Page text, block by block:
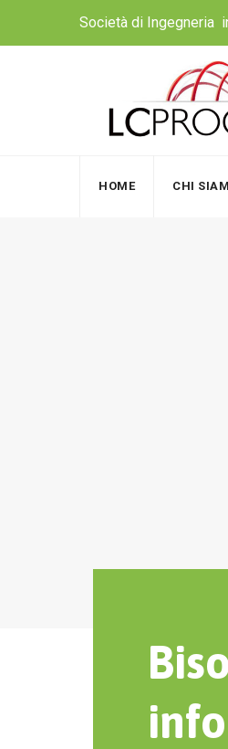
Società di Ingegneria
HOME CHI